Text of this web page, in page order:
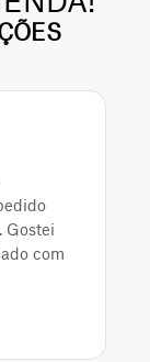
Gostei
com